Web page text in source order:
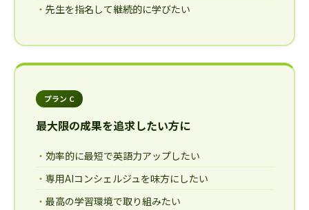
先生を指名して継続的に学びたい
プラン C
最大限の成果を追求したい方に
効率的に最短で英語力アップしたい
専用AIコンシェルジュを味方にしたい
最高の学習環境で取り組みたい